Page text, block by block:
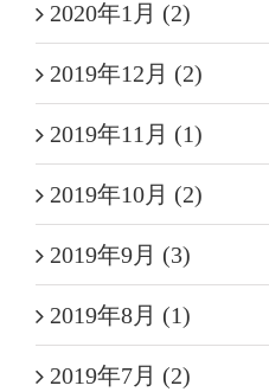
2020年1月 (2)
2019年12月 (2)
2019年11月 (1)
2019年10月 (2)
2019年9月 (3)
2019年8月 (1)
2019年7月 (2)